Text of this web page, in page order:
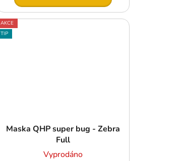
AKCE
TIP
Maska QHP super bug - Zebra
Full
Vyprodáno